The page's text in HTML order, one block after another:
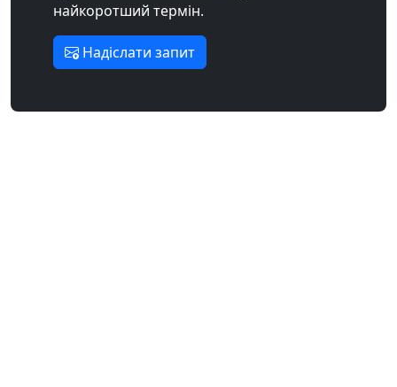
найкоротший термін.
Надіслати запит